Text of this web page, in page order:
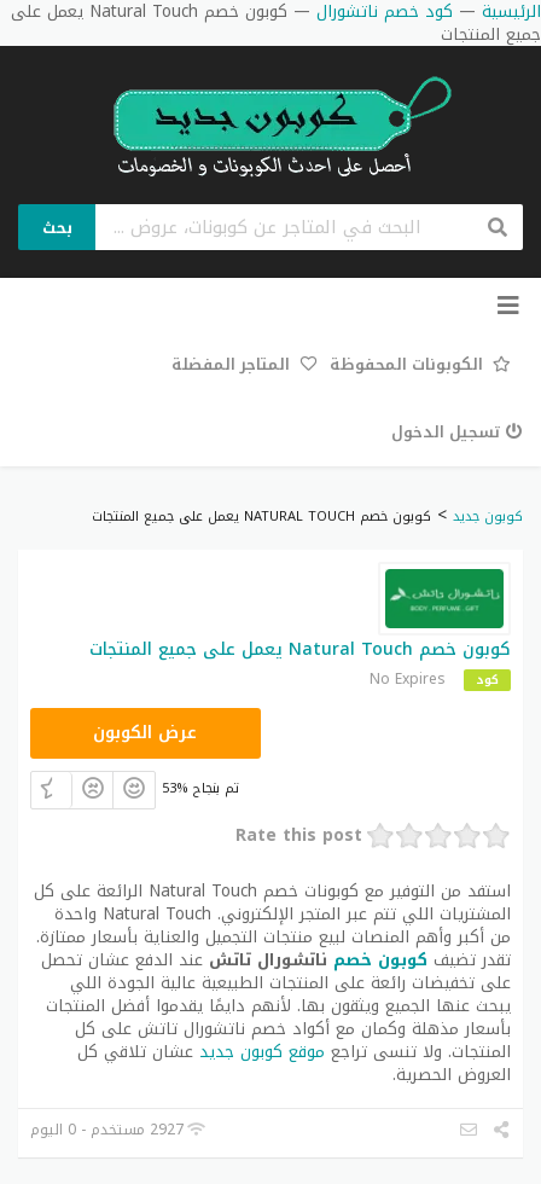
الرئيسية — كود خصم ناتشورال — كوبون خصم Natural Touch يعمل على
جميع المنتجات
بحث
تخطي
الكوبونات المحفوظة المتاجر المفضلة
تسجيل الدخول
كوبون جديد > كوبون خصم NATURAL TOUCH يعمل على جميع المنتجات
كوبون خصم Natural Touch يعمل على جميع المنتجات
كود No Expires
عرض الكوبون
53% تم بنجاح
Rate this post
استفد من التوفير مع كوبونات خصم Natural Touch الرائعة على كل
المشتريات اللي تتم عبر المتجر الإلكتروني. Natural Touch واحدة
من أكبر وأهم المنصات لبيع منتجات التجميل والعناية بأسعار ممتازة.
تقدر تضيف كوبون خصم ناتشورال تاتش عند الدفع عشان تحصل
على تخفيضات رائعة على المنتجات الطبيعية عالية الجودة اللي
يبحث عنها الجميع ويثقون بها. لأنهم دايمًا يقدموا أفضل المنتجات
بأسعار مذهلة وكمان مع أكواد خصم ناتشورال تاتش على كل
المنتجات. ولا تنسى تراجع موقع كوبون جديد عشان تلاقي كل
العروض الحصرية.
2927 مستخدم - 0 اليوم